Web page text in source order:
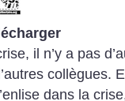
il n’y a pas
collègues.
dans la